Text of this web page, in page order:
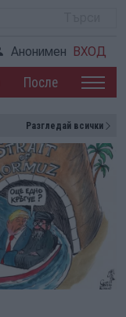
Анонимен ВХОД
После
Разгледай всички